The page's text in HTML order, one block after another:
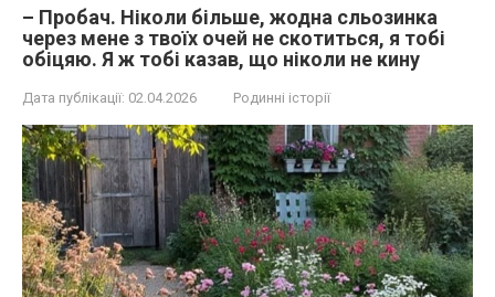
– Пробач. Ніколи більше, жодна сльозинка
через мене з твоїх очей не скотиться, я тобі
обіцяю. Я ж тобі казав, що ніколи не кину
Дата публікації: 02.04.2026 Родинні історії